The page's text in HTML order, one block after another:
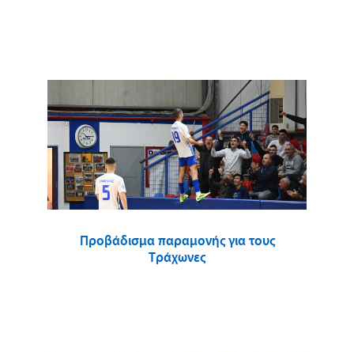
Προβάδισμα παραμονής για τους
Τράχωνες